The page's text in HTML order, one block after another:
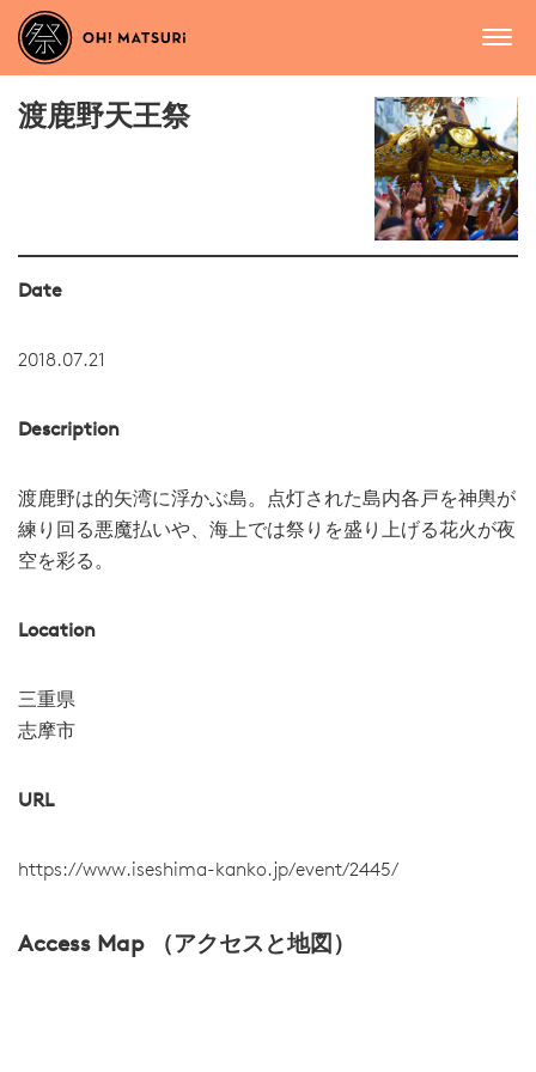
渡鹿野天王祭
Date
2018.07.21
Description
渡鹿野は的矢湾に浮かぶ島。点灯された島内各戸を神輿が
練り回る悪魔払いや、海上では祭りを盛り上げる花火が夜
空を彩る。
Location
三重県
志摩市
URL
https://www.iseshima-kanko.jp/event/2445/
Access Map （アクセスと地図）